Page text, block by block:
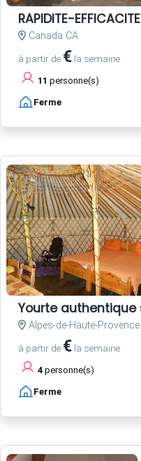
RAPIDITE-
Canada CA
à partir de € la semaine
11 personne(s)
Ferme
Yourte
Alpes-de-Haute-
à partir de € la semaine
4 personne(s)
Ferme